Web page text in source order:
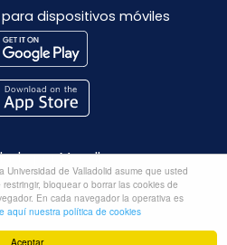
Aceptar
de Valladolid asume que usted
bloquear o borrar las cookies de
En cada navegador la operativa es
aquí nuestra política de cookies
dispositivos móviles
porMoodle